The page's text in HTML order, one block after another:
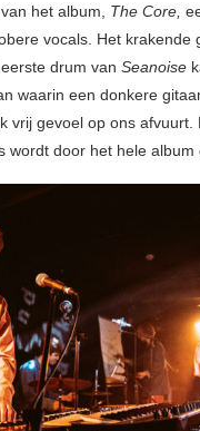
het album, The Core,
vocals. Het krakende
drum van Seanoise
waarin een donkere
vrij gevoel op ons afvuurt.
wordt door het hele album